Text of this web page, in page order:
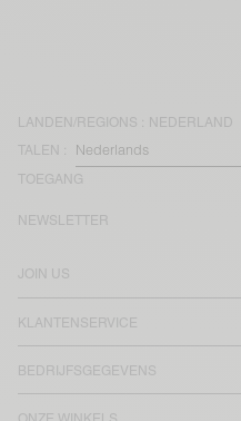
LANDEN/REGIONS : NEDERLAND
TALEN :
TOEGANG
JOIN US
KLANTENSERVICE
BEDRIJFSGEGEVENS
NEWSLETTER